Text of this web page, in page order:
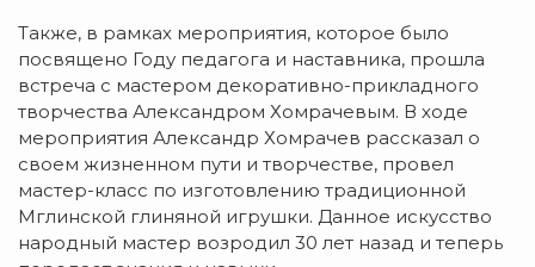
Также, в рамках мероприятия, которое было
посвящено Году педагога и наставника, прошла
встреча с мастером декоративно-прикладного
творчества Александром Хомрачевым. В ходе
мероприятия Александр Хомрачев рассказал о
своем жизненном пути и творчестве, провел
мастер-класс по изготовлению традиционной
Мглинской глиняной игрушки. Данное искусство
народный мастер возродил 30 лет назад и теперь